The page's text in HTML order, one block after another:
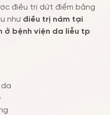
điều trị dứt điểm bằng
như điều trị nám tại
ở bệnh viện da liễu tp
da